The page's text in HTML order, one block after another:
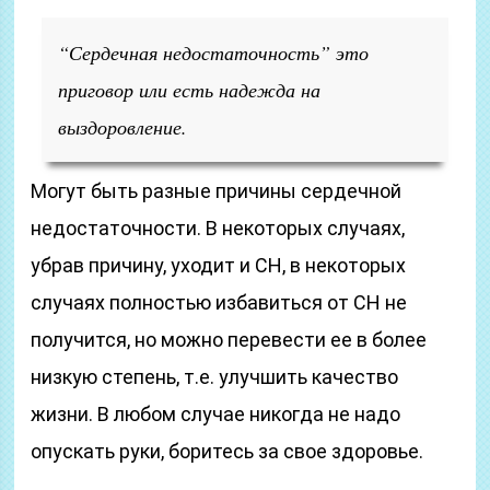
“Сердечная недостаточность” это
приговор или есть надежда на
выздоровление.
Могут быть разные причины сердечной
недостаточности. В некоторых случаях,
убрав причину, уходит и СН, в некоторых
случаях полностью избавиться от СН не
получится, но можно перевести ее в более
низкую степень, т.е. улучшить качество
жизни. В любом случае никогда не надо
опускать руки, боритесь за свое здоровье.